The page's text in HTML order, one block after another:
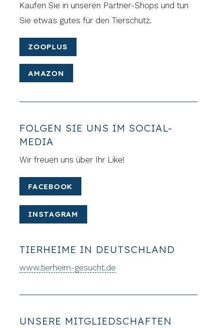
Kaufen Sie in unseren Partner-Shops und tun
Sie etwas gutes für den Tierschutz.
ZOOPLUS
AMAZON
FOLGEN SIE UNS IM SOCIAL-
MEDIA
Wir freuen uns über Ihr Like!
FACEBOOK
INSTAGRAM
TIERHEIME IN DEUTSCHLAND
www.tierheim-gesucht.de
UNSERE MITGLIEDSCHAFTEN